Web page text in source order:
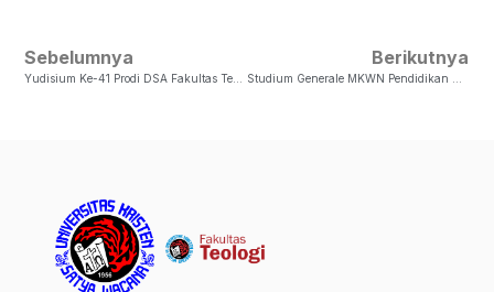
Sebelumnya Berikutnya